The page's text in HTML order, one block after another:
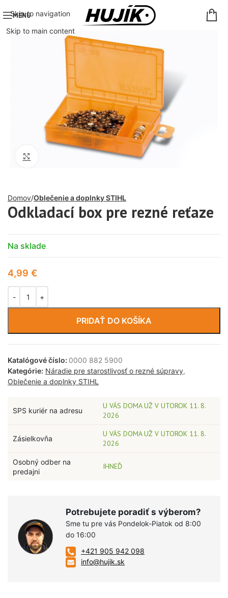
Skip to navigation
Skip to main content
MENU
Domov Oblečenie a doplnky STIHL
Odkladací box pre rezné reťaze
Na sklade
4,99 €
PRIDAŤ DO KOŠÍKA
Katalógové číslo: 0000 882 5900
Kategórie: Náradie pre starostlivosť o rezné súpravy,
Oblečenie a doplnky STIHL
SPS kuriér na adresu
U VÁS DOMA UŽ V UTOROK 11. 8.
2026
Zásielkovňa
U VÁS DOMA UŽ V UTOROK 11. 8.
2026
Osobný odber na
predajni
IHNEĎ
Potrebujete poradiť s výberom?
Sme tu pre vás Pondelok-Piatok od 8:00
do 16:00
+421 905 942 098
info@hujik.sk